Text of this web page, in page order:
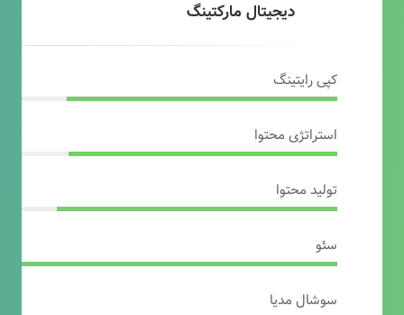
دیجیتال مارکتینگ
کپی رایتینگ
استراتژی محتوا
تولید محتوا
سئو
سوشال مدیا